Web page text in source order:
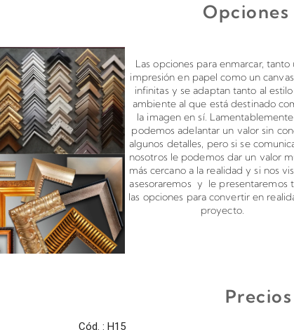
Las opciones para enmarcar, tanto
impresión en papel como un
infinitas y se adaptan tanto al
ambiente al que está destinado
la imagen en sí.
podemos adelantar un valor sin
algunos detalles, pero si se
nosotros le podemos dar un valor
más cercano a la realidad y si nos
asesoraremos y le presentaremos
las opciones para convertir en
proyecto.